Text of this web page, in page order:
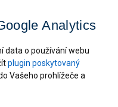
Analytics
data o používání webu
plugin poskytovaný
Vašeho prohlížeče a